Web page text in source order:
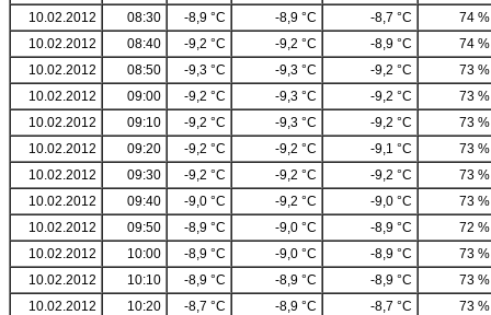
10.02.2012
08:30 -8,9 °C -8,9 °C -8,7 °C
74 %
10.02.2012
08:40 -9,2 °C -9,2 °C -8,9 °C
74 %
10.02.2012
08:50 -9,3 °C -9,3 °C -9,2 °C
73 %
10.02.2012
09:00 -9,2 °C -9,3 °C -9,2 °C
73 %
10.02.2012
09:10 -9,2 °C -9,3 °C -9,2 °C
73 %
10.02.2012
09:20 -9,2 °C -9,2 °C -9,1 °C
73 %
10.02.2012
09:30 -9,2 °C -9,2 °C -9,2 °C
73 %
10.02.2012
09:40 -9,0 °C -9,2 °C -9,0 °C
73 %
10.02.2012
09:50 -8,9 °C -9,0 °C -8,9 °C
72 %
10.02.2012
10:00 -8,9 °C -9,0 °C -8,9 °C
73 %
10.02.2012
10:10 -8,9 °C -8,9 °C -8,9 °C
73 %
10.02.2012
10:20 -8,7 °C -8,9 °C -8,7 °C
73 %